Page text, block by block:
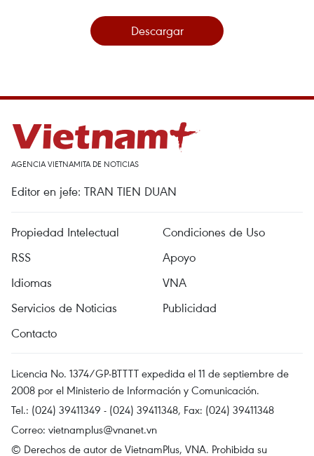
Descargar
AGENCIA VIETNAMITA DE NOTICIAS
Editor en jefe: TRAN TIEN DUAN
Propiedad Intelectual
Condiciones de Uso
RSS
Apoyo
Idiomas
VNA
Servicios de Noticias
Publicidad
Contacto
Licencia No. 1374/GP-BTTTT expedida el 11 de septiembre de
2008 por el Ministerio de Información y Comunicación.
Tel.: (024) 39411349 - (024) 39411348, Fax: (024) 39411348
Correo: vietnamplus@vnanet.vn
© Derechos de autor de VietnamPlus, VNA. Prohibida su